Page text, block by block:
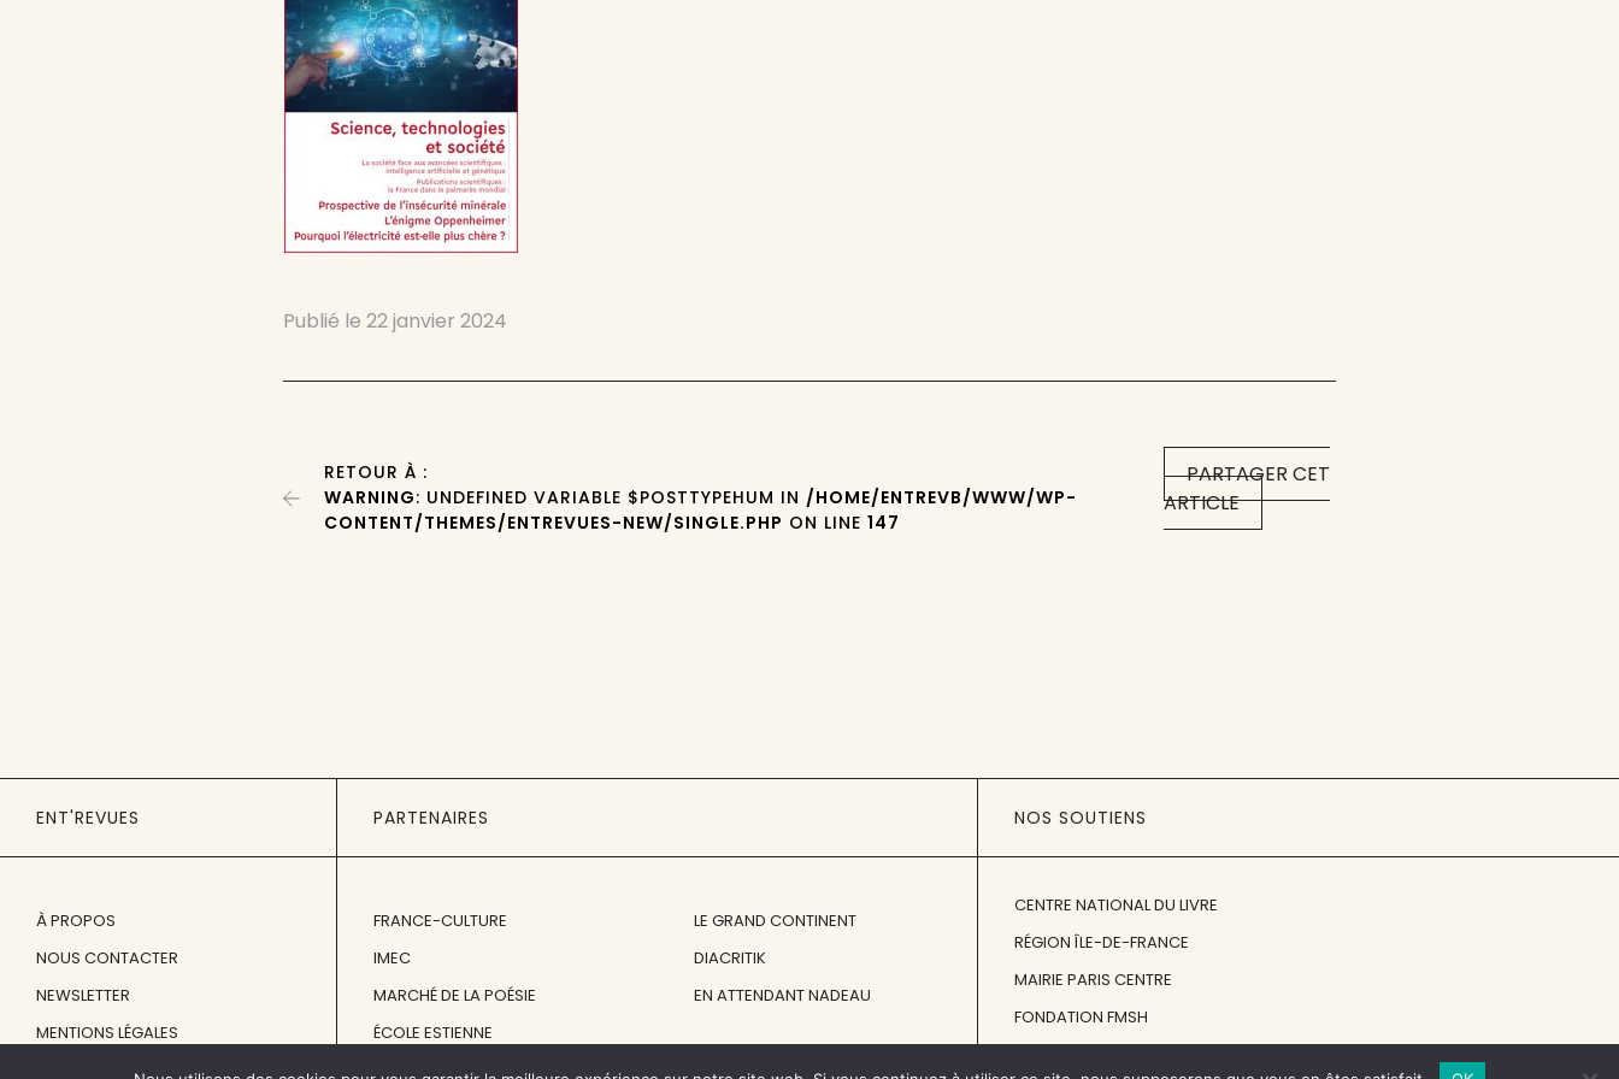
Publié le22 janvier 2024
PARTAGER CET
ARTICLE
RETOUR À :
WARNING: UNDEFINED VARIABLE $POSTTYPEHUM IN /HOME/ENTREVB/WWW/WP-
CONTENT/THEMES/ENTREVUES-NEW/SINGLE.PHP ON LINE147
ENT'REVUES
À PROPOS
NOUS CONTACTER
NEWSLETTER
MENTIONS LÉGALES
PARTENAIRES
FRANCE-CULTURE
IMEC
MARCHÉ DE LA POÉSIE
ÉCOLE ESTIENNE
LE GRAND CONTINENT
DIACRITIK
EN ATTENDANT NADEAU
NOS SOUTIENS
CENTRE NATIONAL DU LIVRE
RÉGION ÎLE-DE-FRANCE
MAIRIE PARIS CENTRE
FONDATION FMSH